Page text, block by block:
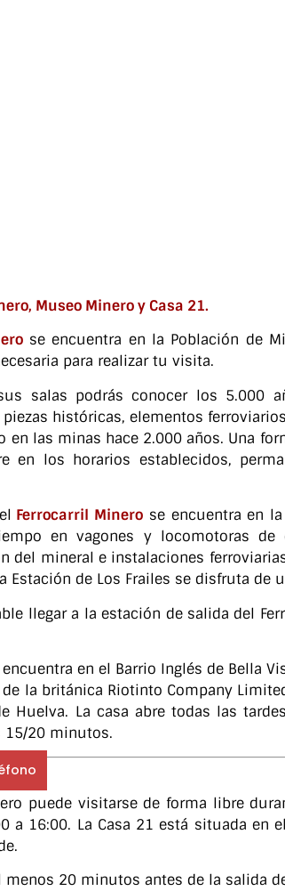
Museo Minero y Casa 21.
se encuentra en la Población de
para realizar tu visita.
salas podrás conocer los 5.000
piezas históricas, elementos
en las minas hace 2.000 años. Una
en los horarios establecidos,
Ferrocarril Minero se encuentra en
en vagones y locomotoras
del mineral e instalaciones
Estación de Los Frailes se disfruta de
llegar a la estación de salida del
encuentra en el Barrio Inglés de Bella
la británica Riotinto Company
Huelva. La casa abre todas las
15/20 minutos.
puede visitarse de forma libre
a 16:00. La Casa 21 está situada en
menos 20 minutos antes de la salida